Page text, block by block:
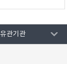
유관기관